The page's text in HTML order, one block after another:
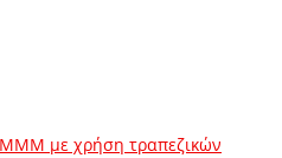
ΜΜΜ με χρήση τραπεζικών